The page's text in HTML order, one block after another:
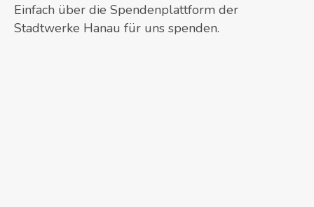
Einfach über die Spendenplattform der
Stadtwerke Hanau für uns spenden.